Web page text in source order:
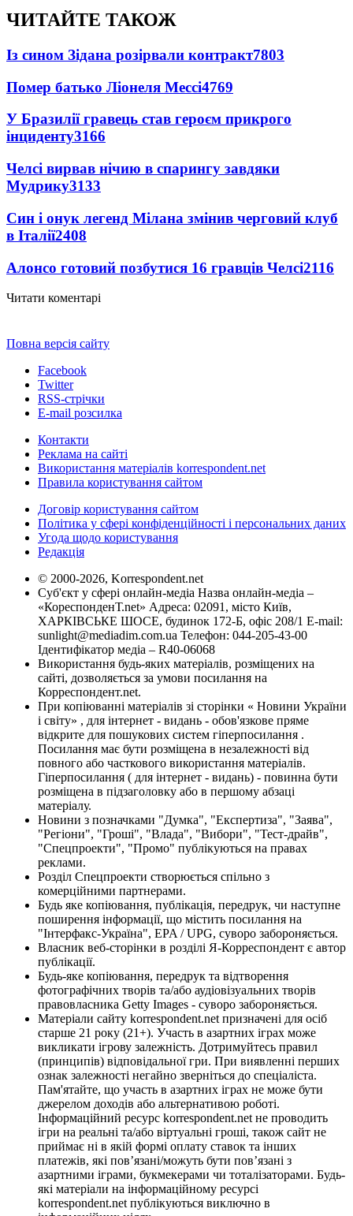
ЧИТАЙТЕ ТАКОЖ
Із сином Зідана розірвали контракт7803
Помер батько Ліонеля Мессі4769
У Бразилії гравець став героєм прикрого
інциденту3166
Челсі вирвав нічию в спарингу завдяки
Мудрику3133
Син і онук легенд Мілана змінив черговий клуб
в Італії2408
Алонсо готовий позбутися 16 гравців Челсі2116
Читати коментарі
Повна версія сайту
Facebook
Twitter
RSS-стрічки
E-mail розсилка
Контакти
Реклама на сайті
Використання матеріалів korrespondent.net
Правила користування сайтом
Договір користування сайтом
Політика у сфері конфіденційності і персональних даних
Угода щодо користування
Редакція
© 2000-2026, Korrespondent.net
Суб'єкт у сфері онлайн-медіа Назва онлайн-медіа –
«КореспонденТ.net» Адреса: 02091, місто Київ,
ХАРКІВСЬКЕ ШОСЕ, будинок 172-Б, офіс 208/1 E-mail:
sunlight@mediadim.com.ua Телефон: 044-205-43-00
Ідентифікатор медіа – R40-06068
Використання будь-яких матеріалів, розміщених на
сайті, дозволяється за умови посилання на
Корреспондент.net.
При копіюванні матеріалів зі сторінки « Новини України
і світу» , для інтернет - видань - обов'язкове пряме
відкрите для пошукових систем гіперпосилання .
Посилання має бути розміщена в незалежності від
повного або часткового використання матеріалів.
Гіперпосилання ( для інтернет - видань) - повинна бути
розміщена в підзаголовку або в першому абзаці
матеріалу.
Новини з позначками "Думка", "Експертиза", "Заява",
"Регіони", "Гроші", "Влада", "Вибори", "Тест-драйв",
"Спецпроекти", "Промо" публікуються на правах
реклами.
Розділ Спецпроекти створюється спільно з
комерційними партнерами.
Будь яке копіювання, публікація, передрук, чи наступне
поширення інформації, що містить посилання на
"Інтерфакс-Україна", EPA / UPG, суворо забороняється.
Власник веб-сторінки в розділі Я-Корреспондент є автор
публікації.
Будь-яке копіювання, передрук та відтворення
фотографічних творів та/або аудіовізуальних творів
правовласника Getty Images - суворо забороняється.
Матеріали сайту korrespondent.net призначені для осіб
старше 21 року (21+). Участь в азартних іграх може
викликати ігрову залежність. Дотримуйтесь правил
(принципів) відповідальної гри. При виявленні перших
ознак залежності негайно зверніться до спеціаліста.
Пам'ятайте, що участь в азартних іграх не може бути
джерелом доходів або альтернативою роботі.
Інформаційний ресурс korrespondent.net не проводить
ігри на реальні та/або віртуальні гроші, також сайт не
приймає ні в якій формі оплату ставок та інших
платежів, які пов’язані/можуть бути пов’язані з
азартними іграми, букмекерами чи тоталізаторами. Будь-
які матеріали на інформаційному ресурсі
korrespondent.net публікуються виключно в